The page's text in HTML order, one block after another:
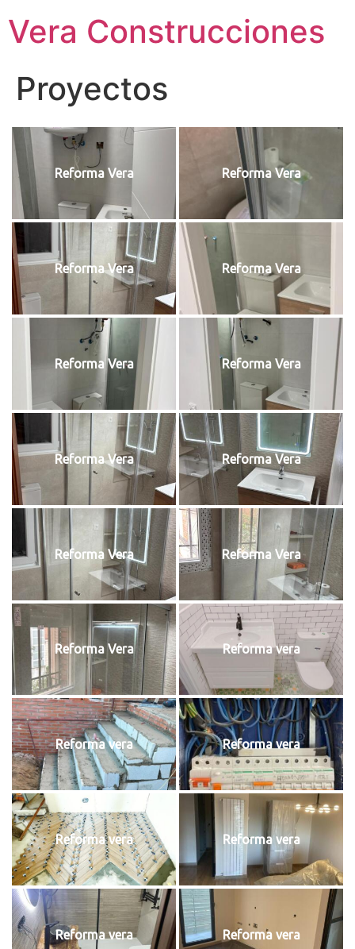
Vera Construcciones
Proyectos
Reforma Vera Reforma Vera
Reforma Vera Reforma Vera
Reforma Vera Reforma Vera
Reforma Vera Reforma Vera
Reforma Vera Reforma Vera
Reforma Vera Reforma vera
Reforma vera Reforma vera
Reforma vera Reforma vera
Reforma vera Reforma vera